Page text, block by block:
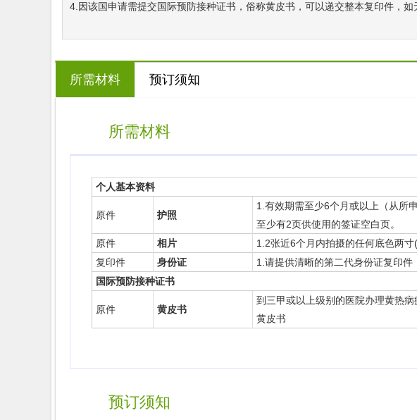
4.因该国申请需提交国际预防接种证书，俗称黄皮书，可以递交整本复印件，
所需材料 预订须知
所需材料
个人基本资料
原件 护照
1.有效期需至少6个月或以上（从所
至少有2页供使用的签证空白页。
原件
相片
1.2张近6个月内拍摄的任何底色两寸
复印件
身份证
1.请提供清晰的第二代身份证复印件
国际预防接种证书
原件 黄皮书
到三甲或以上级别的医院办理黄热
黄皮书
预订须知